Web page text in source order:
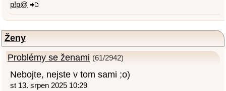
p!p@
Ženy
Problémy se ženami (61/2942)
Nebojte, nejste v tom sami ;o)
st 13. srpen 2025 10:29